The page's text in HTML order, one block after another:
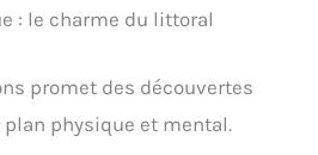
: le charme du littoral
promet des découvertes
physique et mental.